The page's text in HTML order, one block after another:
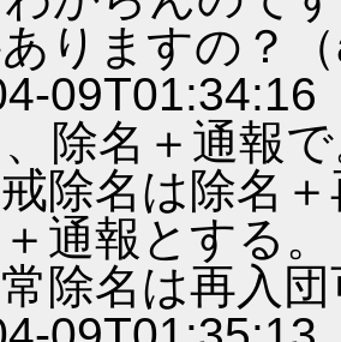
りますの？
除名＋通報
名は除名＋
通報とする。
除名は再入団